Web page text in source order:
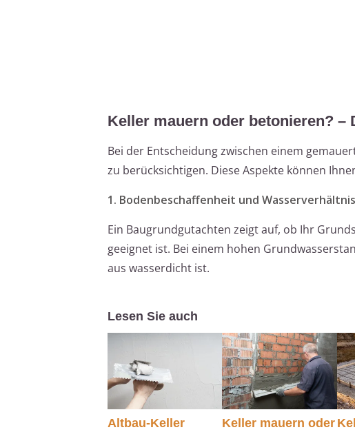
Keller mauern oder betonieren? –
Bei der Entscheidung zwischen einem
zu berücksichtigen. Diese Aspekte können
1. Bodenbeschaffenheit und
Ein Baugrundgutachten zeigt auf, ob Ihr
geeignet ist. Bei einem hohen
aus wasserdicht ist.
Lesen Sie auch
Altbau-Keller
Keller mauern oder